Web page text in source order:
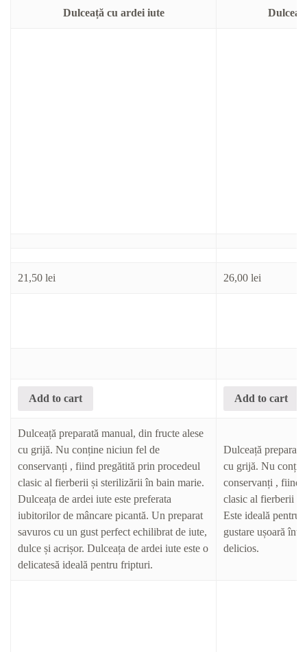
Dulceață cu ardei iute
21,50 lei 26,00 lei
Add to cart Add to cart
Dulceață preparată manual, din fructe alese
cu grijă. Nu conține niciun fel de
conservanți , fiind pregătită prin procedeul
clasic al fierberii și sterilizării în bain marie.
Dulceața de ardei iute este preferata
iubitorilor de mâncare picantă. Un preparat
savuros cu un gust perfect echilibrat de iute,
dulce și acrișor. Dulceața de ardei iute este o
delicatesă ideală pentru fripturi.
Dulceață
cu grijă. Nu
conservanți , fiind
clasic al fierberii
Este ideală pentru
gustare ușoară
delicios.